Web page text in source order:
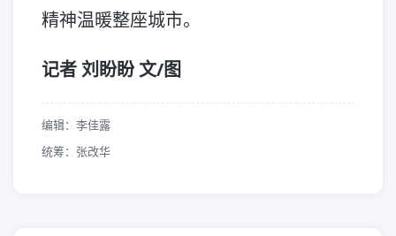
精神温暖整座城市。
记者 刘盼盼 文/图
编辑：李佳露
统筹：张改华